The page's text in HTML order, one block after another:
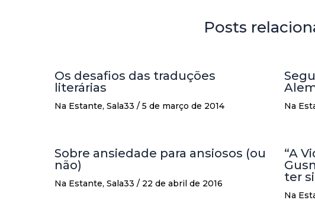
Posts
Os desafios das traduções
literárias
Na Estante, Sala33 / 5 de março de 2014 Na
Sobre ansiedade para ansiosos (ou
não)
Na Estante, Sala33 / 22 de abril de 2016
“A
ter
Na